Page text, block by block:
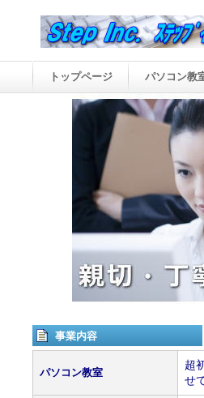
事業内容
パソコン教室
超
せ
トップページ パソコン教